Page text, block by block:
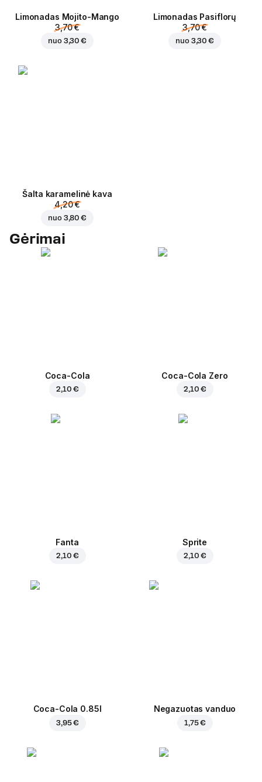
Limonadas Mojito-Mango
3,70 €
nuo 3,30 €
Limonadas Pasiflorų
3,70 €
nuo 3,30 €
Šalta karamelinė kava
4,20 €
nuo 3,80 €
Gėrimai
Coca-Cola
2,10 €
Coca-Cola Zero
2,10 €
Fanta
2,10 €
Sprite
2,10 €
Coca-Cola 0.85l
3,95 €
Negazuotas vanduo
1,75 €